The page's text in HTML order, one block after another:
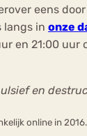
eens
langs in onze
en 21:00 uur
en
online in 2016.